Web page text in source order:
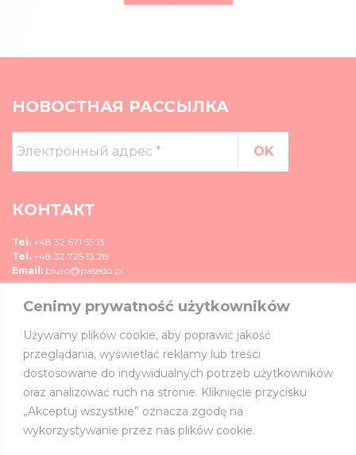
Cenimy prywatność użytkowników
Używamy plików cookie, aby poprawić jakość
przeglądania, wyświetlać reklamy lub treści
dostosowane do indywidualnych potrzeb użytkowników
oraz analizować ruch na stronie. Kliknięcie przycisku
„Akceptuj wszystkie” oznacza zgodę na
wykorzystywanie przez nas plików cookie.
НОВОСТНАЯ РАССЫЛКА
адрес
*
КОНТАКТ
Tel. +48 32 671 55 13
Tel. +48 32 725 13 28
Email: biuro@pasedo.pl
ul. Przemysłowa 11
СМИ
ПРИСОЕДИНЯЙТЕСЬ К НАМ: